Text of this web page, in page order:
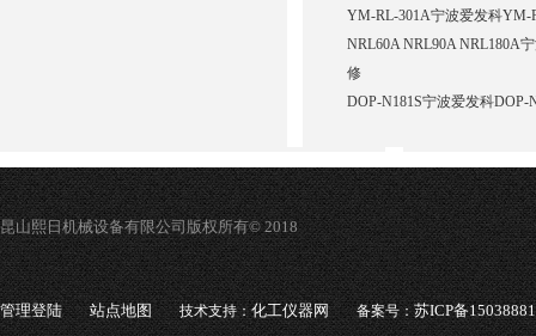
YM-RL-301A宁波爱发科YM-
NRL60A NRL90A NRL180A
修
DOP-N181S宁波爱发科DOP-
昆山熙日机械设备有限公司版权所有© 2018
管理登陆 站点地图 技术支持：化工仪器网 备案号：苏ICP备